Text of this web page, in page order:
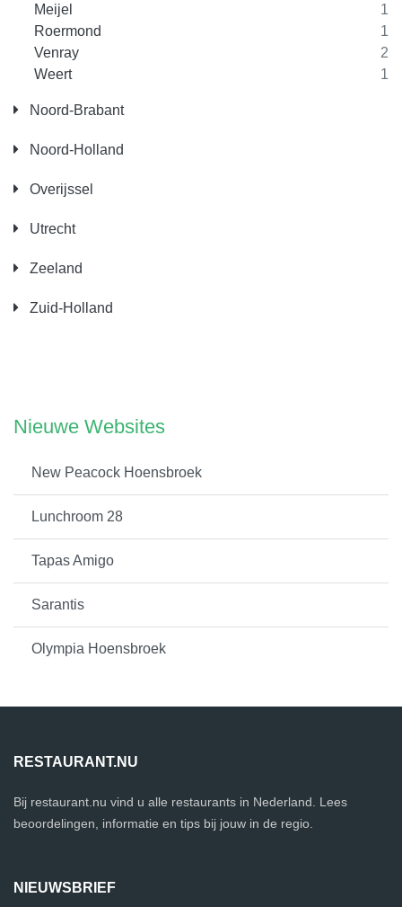
Meijel
1
Roermond
1
Venray
2
Weert
1
Noord-Brabant
Noord-Holland
Overijssel
Utrecht
Zeeland
Zuid-Holland
Nieuwe Websites
New Peacock Hoensbroek
Lunchroom 28
Tapas Amigo
Sarantis
Olympia Hoensbroek
RESTAURANT.NU
Bij restaurant.nu vind u alle restaurants in Nederland. Lees
beoordelingen, informatie en tips bij jouw in de regio.
NIEUWSBRIEF